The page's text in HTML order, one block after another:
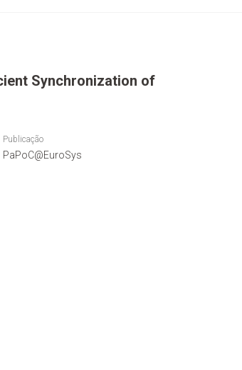
Synchronization of
Publicação
PaPoC@EuroSys